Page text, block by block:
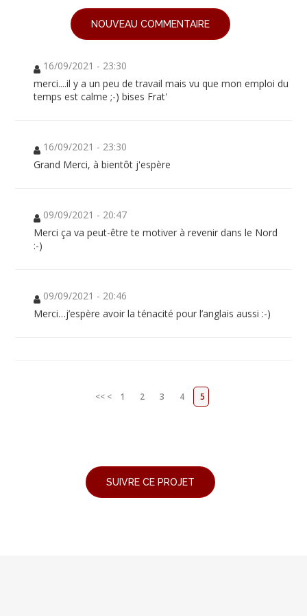
NOUVEAU COMMENTAIRE
16/09/2021 - 23:30
merci....il y a un peu de travail mais vu que mon emploi du
temps est calme ;-) bises Frat'
16/09/2021 - 23:30
Grand Merci, à bientôt j'espère
09/09/2021 - 20:47
Merci ça va peut-être te motiver à revenir dans le Nord
:-)
09/09/2021 - 20:46
Merci…j’espère avoir la ténacité pour l’anglais aussi :-)
<< < 1 2 3 4 5